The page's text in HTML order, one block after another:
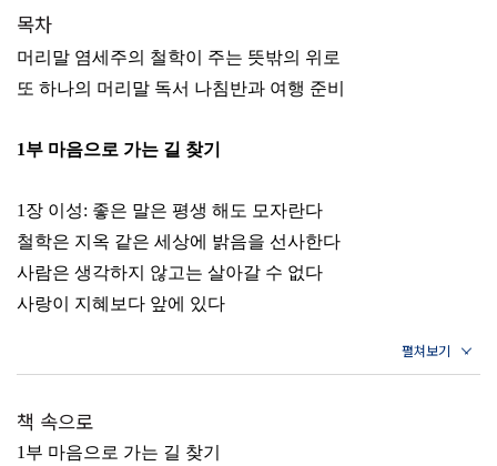
에서 방향을 찾는 쇼펜하우어의 지혜를 전하고 있다.
목차
머리말 염세주의 철학이 주는 뜻밖의 위로
또 하나의 머리말 독서 나침반과 여행 준비
1부 마음으로 가는 길 찾기
1장 이성: 좋은 말은 평생 해도 모자란다
철학은 지옥 같은 세상에 밝음을 선사한다
사람은 생각하지 않고는 살아갈 수 없다
사랑이 지혜보다 앞에 있다
시인은 함께하는 삶을 말하는 사람이다
책 속으로
1부 마음으로 가는 길 찾기